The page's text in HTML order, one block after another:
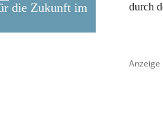
die Zukunft im
durch
Anzeige